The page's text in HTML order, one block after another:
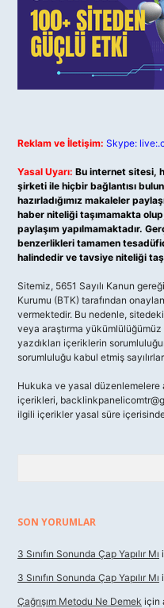
Reklam ve İletişim: Skype:
Yasal Uyarı: Bu internet sitesi,
şirketi ile hiçbir bağlantısı
hazırladığımız makaleler
haber niteliği taşımamakta
paylaşım yapılmamaktadır.
benzerlikleri tamamen
halindedir ve tavsiye niteliği
Sitemiz, 5651 Sayılı Kanun
Kurumu (BTK) tarafından
vermektedir. Bu nedenle,
veya araştırma
yazdıkları içeriklerin
sorumluluğu kabul etmiş
Hukuka ve yasal düzenlemelere
içerikleri,
ilgili içerikler yasal süre
SON YORUMLAR
3 Sınıfın Sonunda Çap Yapılır Mı
3 Sınıfın Sonunda Çap Yapılır Mı
Çağrışım Metodu Ne Demek için